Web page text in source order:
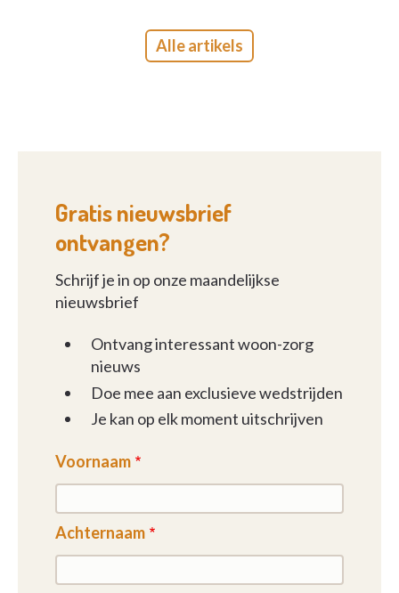
Alle artikels
Gratis nieuwsbrief
ontvangen?
Schrijf je in op onze maandelijkse
nieuwsbrief
Ontvang interessant woon-zorg
nieuws
Doe mee aan exclusieve wedstrijden
Je kan op elk moment uitschrijven
Voornaam
Achternaam